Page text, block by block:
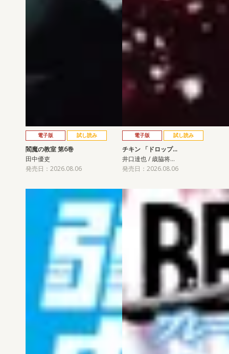
電子版 試し読み
閻魔の教室 第6巻
田中優吏
発売日：2026.08.06
電子版 試し読み
チキン 「ドロップ…
井口達也 / 歳脇将…
発売日：2026.08.06